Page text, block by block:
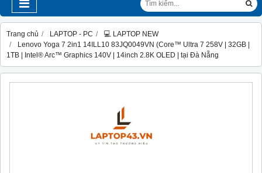
Trang chủ LAPTOP - PC
💻 LAPTOP NEW
Lenovo Yoga 7 2in1 14ILL10 83JQ0049VN (Core™ Ultra 7 258V | 32GB |
1TB | Intel® Arc™ Graphics 140V | 14inch 2.8K OLED | tại Đà Nẵng